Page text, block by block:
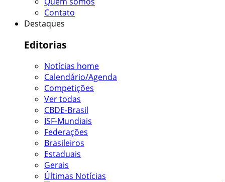
Contato
Destaques
Editorias
Notícias home
Calendário/Agenda
Competições
Ver todas
CBDE-Brasil
ISF-Mundiais
Federações
Brasileiros
Estaduais
Gerais
Últimas Notícias